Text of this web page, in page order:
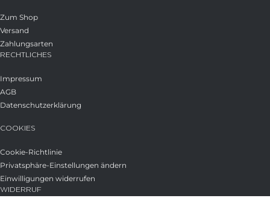
Zum Shop
Versand
Zahlungsarten
RECHTLICHES
Impressum
AGB
Datenschutzerklärung
COOKIES
Cookie-Richtlinie
Privatsphäre-Einstellungen ändern
Einwilligungen widerrufen
WIDERRUF